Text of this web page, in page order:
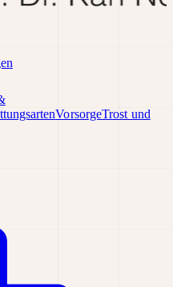
VorsorgeTrost und